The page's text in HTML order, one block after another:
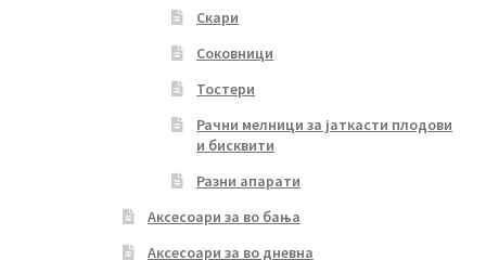
Скари
Соковници
Тостери
Рачни мелници за јаткасти плодови
и бисквити
Разни апарати
Аксесоари за во бања
Аксесоари за во дневна